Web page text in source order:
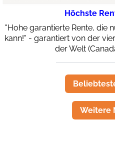
Höchste
"Hohe garantierte Rente, die
kann!" - garantiert von der
der Welt
Weitere